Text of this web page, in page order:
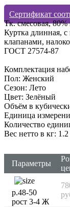
Сертификат
Тк. смесовая,
Куртка длинная,
клапанами,
ГОСТ 27574-87
Комплектация
Пол: Женский
Сезон: Лето
Цвет: Зелёный
Объём в
Единица
Количество
Вес нетто в кг: 1.2
Параметры
р.48-50
рост 3-4 Ж